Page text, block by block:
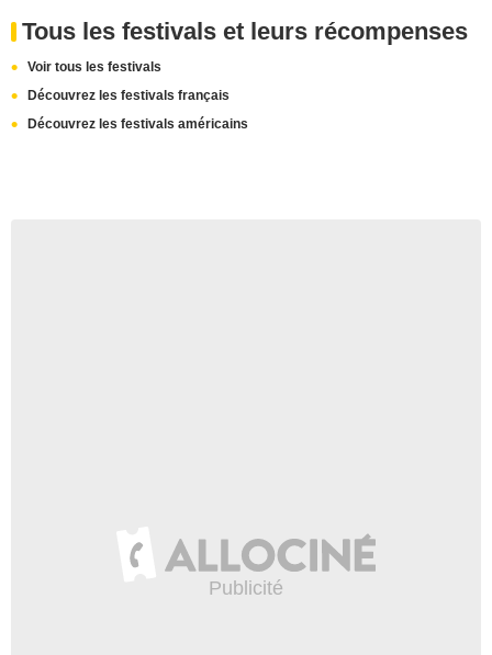
Tous les festivals et leurs récompenses
Voir tous les festivals
Découvrez les festivals français
Découvrez les festivals américains